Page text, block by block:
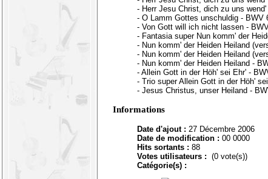
- Herr Jesu Christ, dich zu uns
- O Lamm Gottes unschuldig - BWV
- Von Gott will ich nicht lassen -
- Fantasia super Nun komm' der
- Nun komm' der Heiden Heiland
- Nun komm' der Heiden Heiland
- Nun komm' der Heiden Heiland -
- Allein Gott in der Höh' sei Ehr' -
- Trio super Allein Gott in der Höh'
- Jesus Christus, unser Heiland -
Informations
Date d'ajout : 27 Décembre 2006
Date de modification : 00 0000
Hits sortants : 88
Votes utilisateurs : (0 vote(s))
Catégorie(s) :